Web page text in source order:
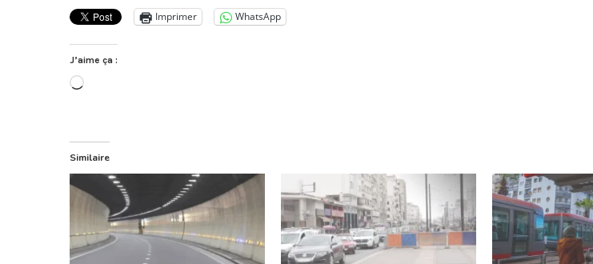
Imprimer WhatsApp
J’aime ça :
Chargement…
Similaire